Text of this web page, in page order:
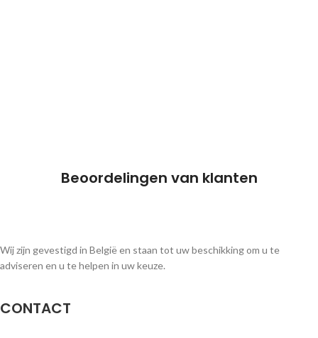
Beoordelingen van klanten
Wij zijn gevestigd in België en staan tot uw beschikking om u te
adviseren en u te helpen in uw keuze.
CONTACT